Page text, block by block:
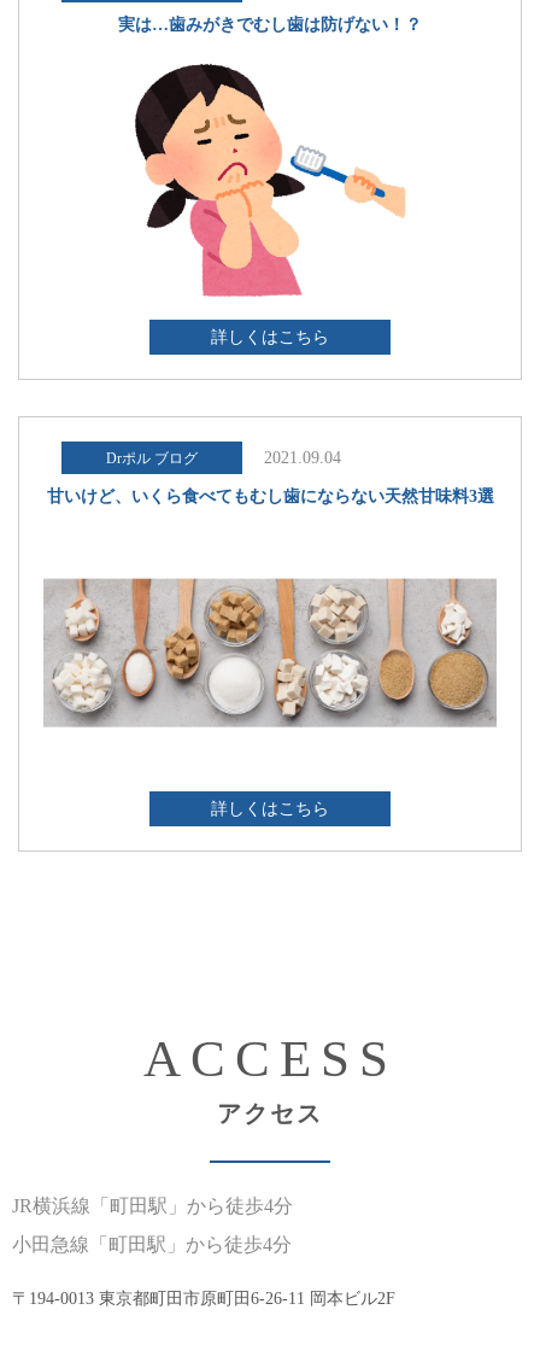
実は…歯みがきでむし歯は防げない！？
詳しくはこちら
Drポル ブログ 2021.09.04
甘いけど、いくら食べてもむし歯にならない天然甘味料3選
詳しくはこちら
ACCESS
アクセス
JR横浜線 「町田駅」から徒歩4分
小田急線 「町田駅」から徒歩4分
〒194-0013 東京都町田市原町田6-26-11 岡本ビル2F